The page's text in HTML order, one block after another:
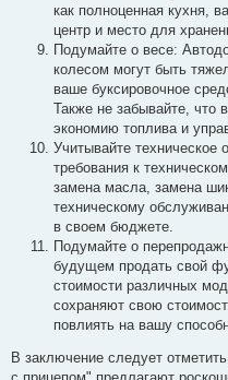
как полноценная кухня,
центр и место для
Подумайте о весе:
колесом могут быть
ваше буксировочное
Также не забывайте, что
экономию топлива и
Учитывайте техническое
требования к
замена масла, замена
техническому
в своем бюджете.
Подумайте о
будущем продать свой
стоимости различных
сохраняют свою
повлиять на вашу
В заключение следует